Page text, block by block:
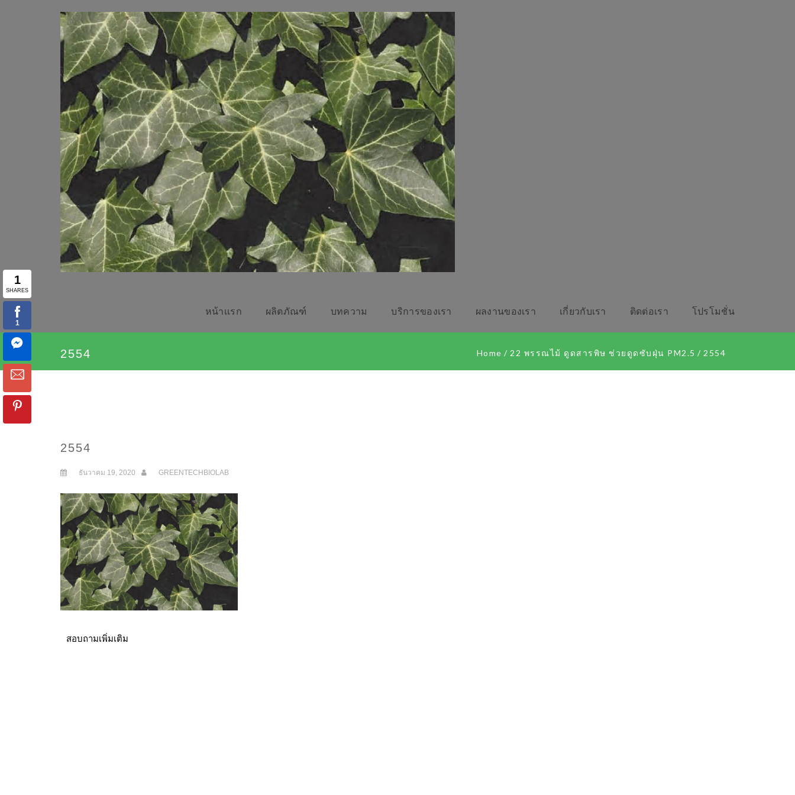
หน้าเเรก ผลิตภัณฑ์ บทความ บริการของเรา ผลงานของเรา เกี่ยวกับเรา ติดต่อเรา โปรโมชั่น
2554 Home / 22 พรรณไม้ ดูดสารพิษ ช่วยดูดซับฝุ่น PM2.5 / 2554
2554
ธันวาคม 19, 2020 GREENTECHBIOLAB
สอบถามเพิ่มเติม